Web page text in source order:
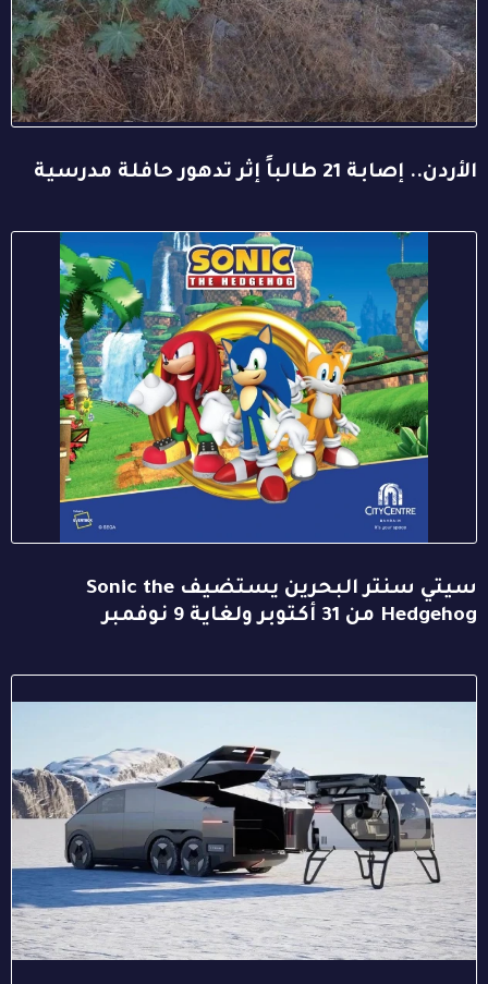
الأردن.. إصابة 21 طالباً إثر تدهور حافلة مدرسية
سيتي سنتر البحرين يستضيف Sonic the
Hedgehog من 31 أكتوبر ولغاية 9 نوفمبر